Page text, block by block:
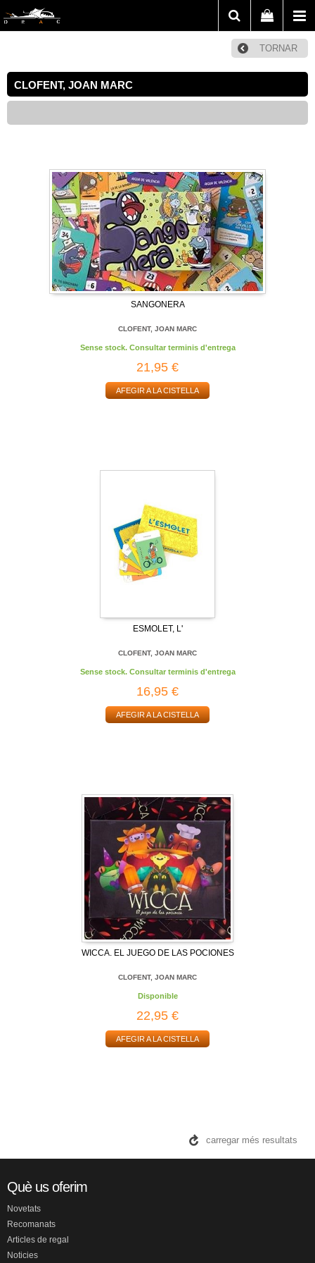
TORNAR
CLOFENT, JOAN MARC
SANGONERA
CLOFENT, JOAN MARC
Sense stock. Consultar terminis d'entrega
21,95 €
AFEGIR A LA CISTELLA
ESMOLET, L'
CLOFENT, JOAN MARC
Sense stock. Consultar terminis d'entrega
16,95 €
AFEGIR A LA CISTELLA
WICCA. EL JUEGO DE LAS POCIONES
CLOFENT, JOAN MARC
Disponible
22,95 €
AFEGIR A LA CISTELLA
carregar més resultats
Què us oferim
Novetats
Recomanats
Articles de regal
Noticies